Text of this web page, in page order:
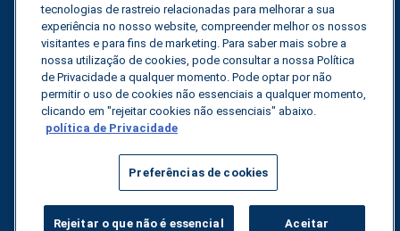
Rastreador de tarifas
Contactar-nos
Todos os direitos reservados. Política de privacidade
tecnologias de rastreio relacionadas para melhorar a sua
experiência no nosso website, compreender melhor os nossos
visitantes e para fins de marketing. Para saber mais sobre a
nossa utilização de cookies, pode consultar a nossa Política
de Privacidade a qualquer momento. Pode optar por não
permitir o uso de cookies não essenciais a qualquer momento,
clicando em "rejeitar cookies não essenciais" abaixo.
política de Privacidade
Preferências de cookies
Rejeitar o que não é essencial Aceitar